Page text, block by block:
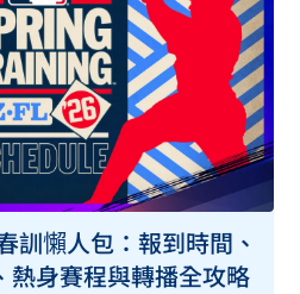
訓懶人包：報到時間、
熱身賽程與轉播全攻略